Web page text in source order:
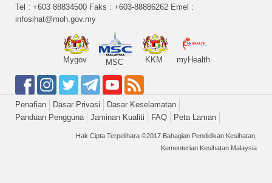
Tel : +603 88834500 Faks : +603-88886262 Emel :
infosihat@moh.gov.my
Mygov MSC KKM myHealth
Penafian Dasar Privasi
Dasar Keselamatan
Panduan Pengguna
Jaminan Kualiti FAQ Peta Laman
Hak Cipta Terpelihara ©2017 Bahagian Pendidikan Kesihatan,
Kementerian Kesihatan Malaysia